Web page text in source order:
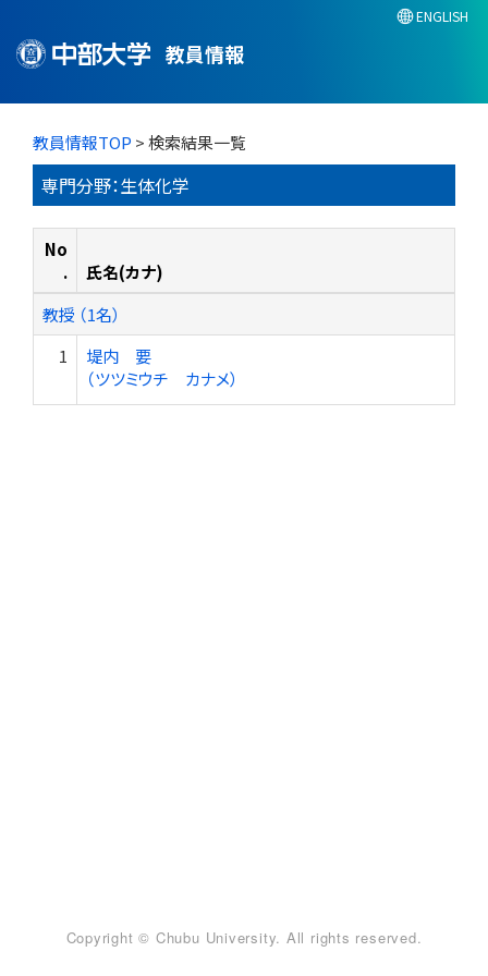
教員情報
ENGLISH
教員情報TOP > 検索結果一覧
専門分野：生体化学
No
.
氏名(カナ)
教授 （1名）
1
堤内 要
（ツツミウチ カナメ）
Copyright © Chubu University. All rights reserved.